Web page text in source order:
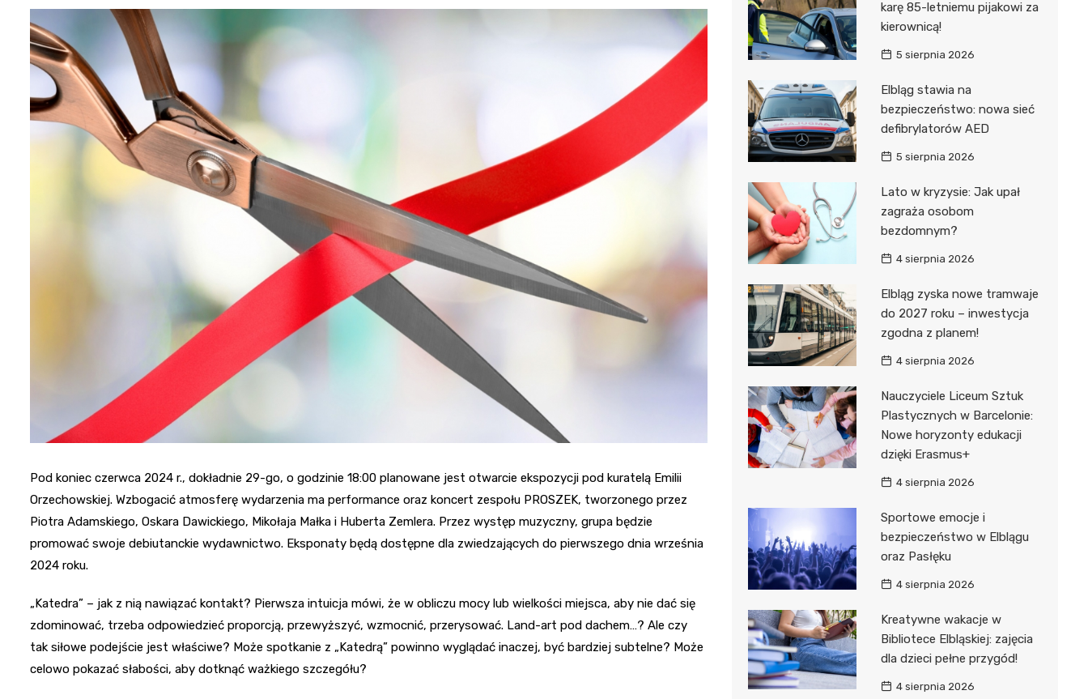
Pod koniec czerwca 2024 r., dokładnie 29-go, o godzinie 18:00 planowane jest otwarcie ekspozycji pod kuratelą Emilii
Orzechowskiej. Wzbogacić atmosferę wydarzenia ma performance oraz koncert zespołu PROSZEK, tworzonego przez
Piotra Adamskiego, Oskara Dawickiego, Mikołaja Małka i Huberta Zemlera. Przez występ muzyczny, grupa będzie
promować swoje debiutanckie wydawnictwo. Eksponaty będą dostępne dla zwiedzających do pierwszego dnia września
2024 roku.
„Katedra” – jak z nią nawiązać kontakt? Pierwsza intuicja mówi, że w obliczu mocy lub wielkości miejsca, aby nie dać się
zdominować, trzeba odpowiedzieć proporcją, przewyższyć, wzmocnić, przerysować. Land-art pod dachem…? Ale czy
tak siłowe podejście jest właściwe? Może spotkanie z „Katedrą” powinno wyglądać inaczej, być bardziej subtelne? Może
celowo pokazać słabości, aby dotknąć ważkiego szczegółu?
karę 85-letniemu pijakowi za
kierownicą!
5 sierpnia 2026
Elbląg stawia na
bezpieczeństwo: nowa sieć
defibrylatorów AED
5 sierpnia 2026
Lato w kryzysie: Jak upał
zagraża osobom
bezdomnym?
4 sierpnia 2026
Elbląg zyska nowe tramwaje
do 2027 roku – inwestycja
zgodna z planem!
4 sierpnia 2026
Nauczyciele Liceum Sztuk
Plastycznych w Barcelonie:
Nowe horyzonty edukacji
dzięki Erasmus+
4 sierpnia 2026
Sportowe emocje i
bezpieczeństwo w Elblągu
oraz Pasłęku
4 sierpnia 2026
Kreatywne wakacje w
Bibliotece Elbląskiej: zajęcia
dla dzieci pełne przygód!
4 sierpnia 2026